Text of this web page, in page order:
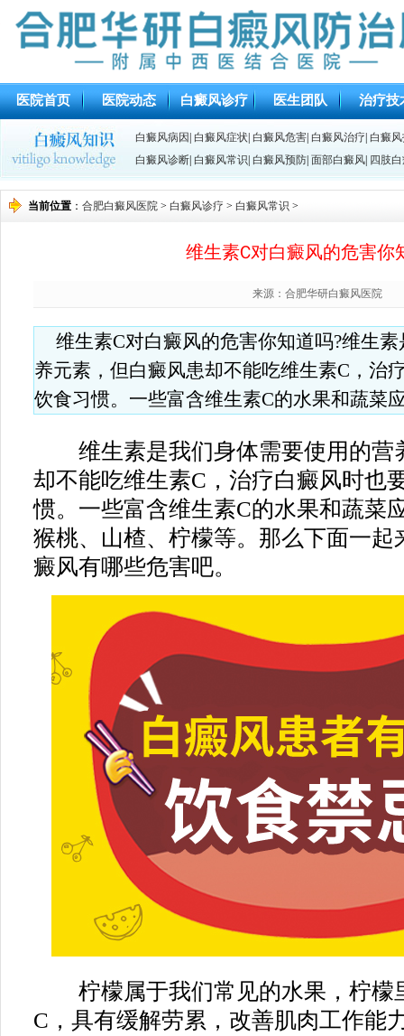
医院首页 医院动态 白癜风诊疗 医生团队 治疗技
白癜风病因 白癜风症状 白癜风危害 白癜风治疗 白癜
白癜风诊断 白癜风常识 白癜风预防 面部白癜风 四肢
当前位置 ： 合肥白癜风医院 > 白癜风诊疗 > 白癜风常识 >
维生素C对白癜风的危害你
来源：合肥华研白癜风医院
维生素C对白癜风的危害你知道吗?维生
养元素，但白癜风患却不能吃维生素C，治
饮食习惯。一些富含维生素C的水果和蔬菜
维生素是我们身体需要使用的营
却不能吃维生素C，治疗白癜风时也
惯。一些富含维生素C的水果和蔬菜
猴桃、山楂、柠檬等。那么下面一起
癜风有哪些危害吧。
柠檬属于我们常见的水果，柠檬
C，具有缓解劳累，改善肌肉工作能